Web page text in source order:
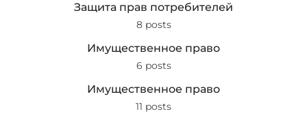
Защита прав потребителей
8 posts
Имущественное право
6 posts
Имущественное право
11 posts